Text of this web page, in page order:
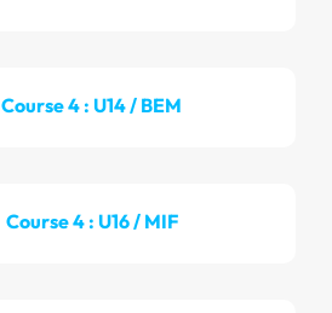
Course 4 : U14 / BEM
Course 4 : U16 / MIF